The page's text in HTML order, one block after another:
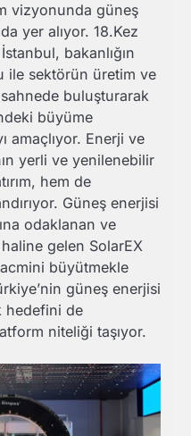
vizyonunda güneş
yer alıyor. 18.Kez
bakanlığın
ile sektörün üretim ve
buluşturarak
büyüme
amaçlıyor. Enerji ve
yerli ve yenilenebilir
hem de
Güneş enerjisi
odaklanan ve
gelen SolarEX
büyütmekle
güneş enerjisi
hedefini de
niteliği taşıyor.